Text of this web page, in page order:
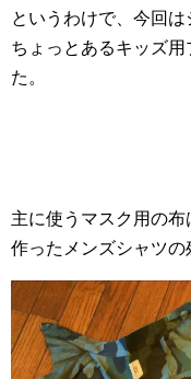
というわけで、今回
ちょっとあるキッズ
た。
主に使うマスク用の
作ったメンズシャツの